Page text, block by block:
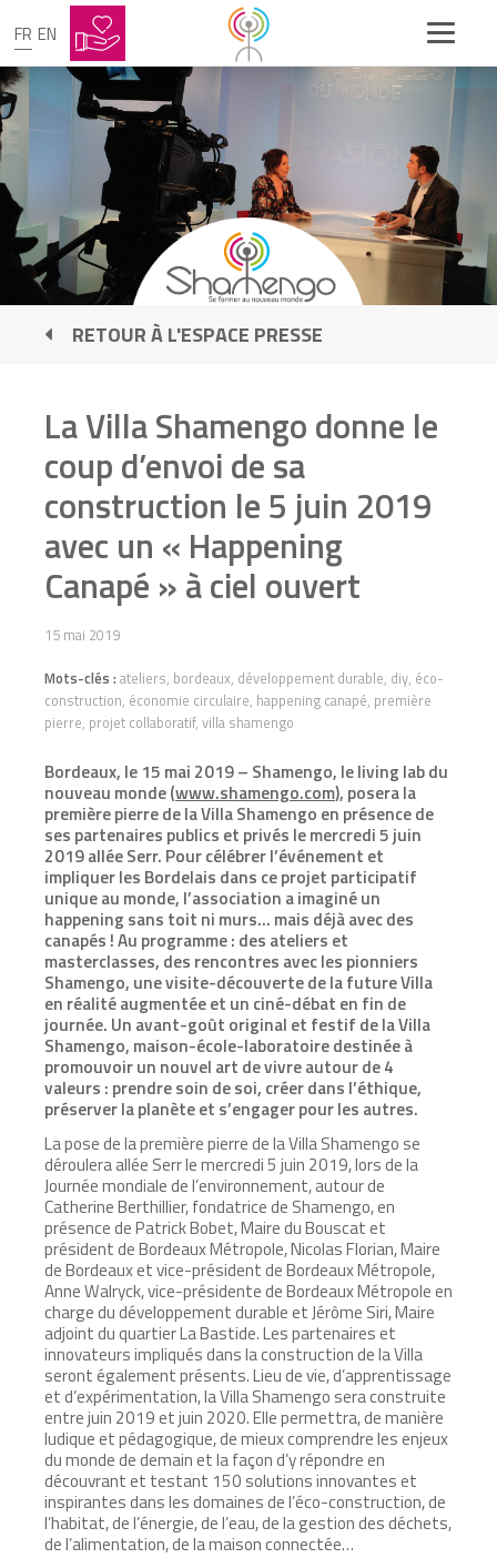
FR EN
RETOUR À L'ESPACE PRESSE
La Villa Shamengo donne le
coup d’envoi de sa
construction le 5 juin 2019
avec un « Happening
Canapé » à ciel ouvert
15 mai 2019
Mots-clés : ateliers, bordeaux, développement durable, diy, éco-
construction, économie circulaire, happening canapé, première
pierre, projet collaboratif, villa shamengo
Bordeaux, le 15 mai 2019 – Shamengo, le living lab du
nouveau monde (www.shamengo.com), posera la
première pierre de la Villa Shamengo en présence de
ses partenaires publics et privés le mercredi 5 juin
2019 allée Serr. Pour célébrer l’événement et
impliquer les Bordelais dans ce projet participatif
unique au monde, l’association a imaginé un
happening sans toit ni murs… mais déjà avec des
canapés ! Au programme : des ateliers et
masterclasses, des rencontres avec les pionniers
Shamengo, une visite-découverte de la future Villa
en réalité augmentée et un ciné-débat en fin de
journée. Un avant-goût original et festif de la Villa
Shamengo, maison-école-laboratoire destinée à
promouvoir un nouvel art de vivre autour de 4
valeurs : prendre soin de soi, créer dans l’éthique,
préserver la planète et s’engager pour les autres.
La pose de la première pierre de la Villa Shamengo se
déroulera allée Serr le mercredi 5 juin 2019, lors de la
Journée mondiale de l’environnement, autour de
Catherine Berthillier, fondatrice de Shamengo, en
présence de Patrick Bobet, Maire du Bouscat et
président de Bordeaux Métropole, Nicolas Florian, Maire
de Bordeaux et vice-président de Bordeaux Métropole,
Anne Walryck, vice-présidente de Bordeaux Métropole en
charge du développement durable et Jérôme Siri, Maire
adjoint du quartier La Bastide. Les partenaires et
innovateurs impliqués dans la construction de la Villa
seront également présents. Lieu de vie, d’apprentissage
et d’expérimentation, la Villa Shamengo sera construite
entre juin 2019 et juin 2020. Elle permettra, de manière
ludique et pédagogique, de mieux comprendre les enjeux
du monde de demain et la façon d’y répondre en
découvrant et testant 150 solutions innovantes et
inspirantes dans les domaines de l’éco-construction, de
l’habitat, de l’énergie, de l’eau, de la gestion des déchets,
de l’alimentation, de la maison connectée…